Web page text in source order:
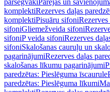
pārsegvākiPārejas un
komplektiRezerves daļas
komplektiPisuāru sifoniRezerves
sifoniGliemežveida sifoni
sifoniP veida sifoniRezerves
sifoniSkalošanas cauruļu un
pagarinājumiRezerves daļas
skalošanas līkumu pagarinājumi
paredzētas: Pieslēguma īscaurule
paredzētas: Pieslēguma līkumi